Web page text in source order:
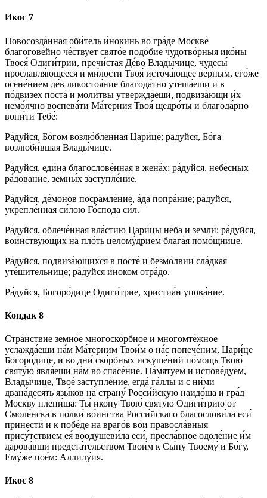
Икос 7
Новосозда́нная оби́тель и́нокинь во гра́де Москве́
благогове́йно че́ствует свято́е подо́бие чудотво́рныя ико́ны
Твоея́ Одиги́трии, пречи́стая Де́во Влады́чице, чудесы́
прославля́ющееся и ми́лости Твоя́ источа́ющее ве́рным, его́же
осене́нием де́в ликостоя́ние благода́тно утеша́еши и в
по́двизех поста́ и моли́твы утвержда́еши, подвиза́ющи и́х
немо́лчно воспева́ти Ма́терния Твоя́ щедро́ты и благода́рно
вопи́ти Тебе́:
Ра́дуйся, Бо́гом возлю́бленная Цари́це; радуйся, Бо́га
возлюби́вшая Влады́чице.
Ра́дуйся, еди́на благослове́нная в жена́х; ра́дуйся, небе́сных
ра́дование, земны́х заступле́ние.
Ра́дуйся, де́монов посрамле́ние, а́да попра́ние; ра́дуйся,
укрепле́нная си́лою Го́спода си́л.
Ра́дуйся, облече́нная вла́стию Цари́цы не́ба и земли́; ра́дуйся,
вои́нствующих на пло́ть целому́дрием блага́я помо́щнице.
Ра́дуйся, подвиза́ющихся в посте́ и безмо́лвии сла́дкая
уте́шительнице; ра́дуйся и́ноком отра́до.
Ра́дуйся, Богоро́дице Одиги́трие, христиа́н упова́ние.
Кондак 8
Стра́нствие земно́е многоско́рбное и многомте́жное
услажда́еши на́м Ма́терним Твои́м о на́с попече́ним, Цари́це
Богоро́дице, и во дни́ ско́рбных искуше́ний по́мощь Твою́
святу́ю явля́еши на́м во спасе́ние. Па́мятуем и испове́дуем,
Влады́чице, Твое́ заступле́ние, егда́ га́ллы и с ни́ми
двана́десять язы́ков на страну́ Росси́йскую наидо́ша и гра́д
Москву́ плени́ша: Ты́ ико́ну Твою́ святу́ю Одиги́трию от
Смоле́нска в полки́ во́инства Росси́йскаго благослови́ла еси́
принести́ и к побе́де на враго́в во́и правосла́вныя
прису́тствием ея́ воодушеви́ла еси́, пресла́вное одоле́ние и́м
дарова́вши предста́тельством Твои́м к Сы́ну Твоему́ и Бо́гу,
Ему́же пое́м: Аллилу́ия.
Икос 8